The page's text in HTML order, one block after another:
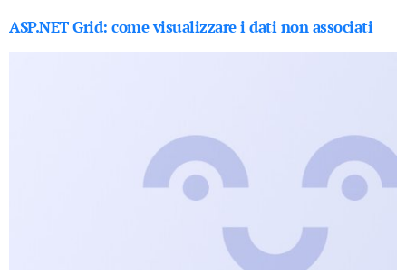
ASP.NET Grid: come visualizzare i dati non associati